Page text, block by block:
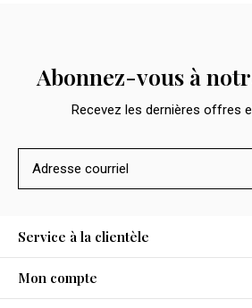
Abonnez-vous à
Recevez les dernières offres
Service à la clientèle
Mon compte